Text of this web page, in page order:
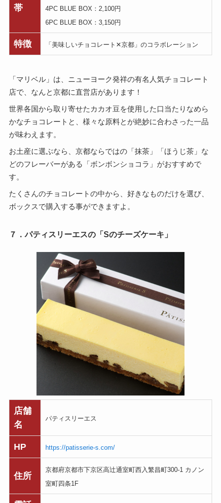
帯
4PC BLUE BOX：2,100円
6PC BLUE BOX：3,150円
特徴 「美味しいチョコレート✕京都」のコラボレーション
「マリベル」は、ニューヨーク発祥の有名人気チョコレート
店で、なんと京都に直営店があります！
世界各国から取り寄せたカカオ豆を使用した口当たりなめら
かなチョコレートと、様々な原料とが絶妙に合わさった一品
が味わえます。
お土産に選ぶなら、京都ならではの「抹茶」「ほうじ茶」な
どのフレーバーがある「ボンボンショコラ」がおすすめで
す。
たくさんのチョコレートの中から、好きなものだけを選び、
ボックスで購入する事ができますよ。
７．パティスリーエスの「Sのチーズケーキ」
店舗
名
パティスリーエス
HP https://patisserie-s.com/
住所
京都府京都市下京区高辻通室町西入繁昌町300-1 カノン
室町四条1F